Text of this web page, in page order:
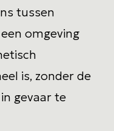
tussen
omgeving
is, zonder de
gevaar te